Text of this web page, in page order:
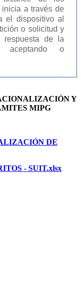
a través de
el dispositivo al
o solicitud y
respuesta de la
aceptando o
Y
MIPG
DE
- SUIT.xlsx